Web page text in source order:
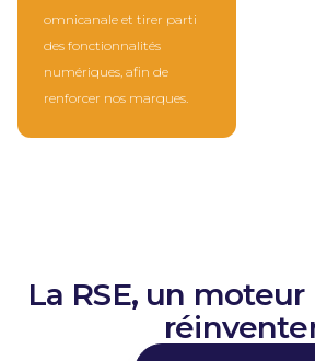
omnicanale et tirer parti
des fonctionnalités
numériques, afin de
renforcer nos marques.
La RSE, un